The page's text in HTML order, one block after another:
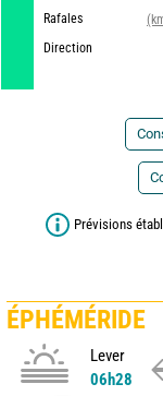
Rafales
Direction
Prévisions
ÉPHÉMÉRIDE
Lever
06h28